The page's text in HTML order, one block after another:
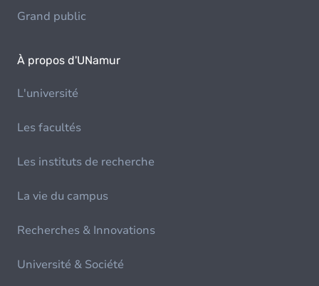
Grand public
À propos d'UNamur
L'université
Les facultés
Les instituts de recherche
La vie du campus
Recherches & Innovations
Université & Société